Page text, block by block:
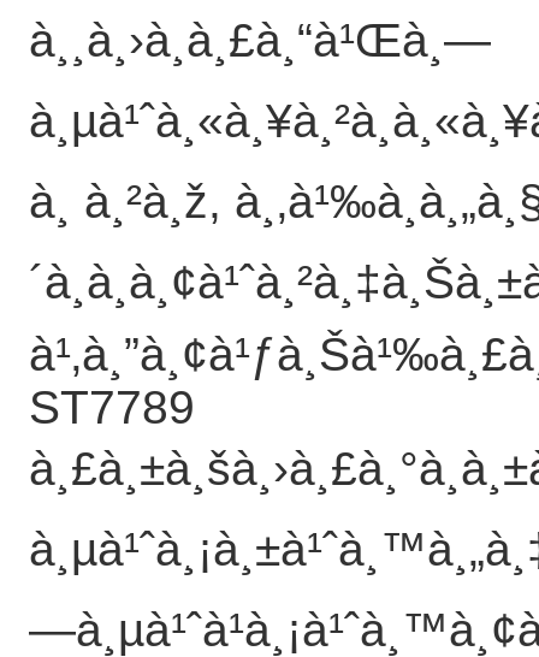
à¸¸à¸›à¸à¸£à¸“à¹Œà¸—
à¸ à¸²à¸ž,
ST7789